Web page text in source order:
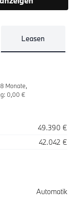
Leasen
Monate,
0,00 €
49.390 €
42.042 €
Automatik